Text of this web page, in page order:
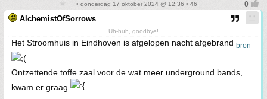
• donderdag 17 oktober 2024 @ 12:36 • 46
AlchemistOfSorrows
Uh-huh, goodbye!
Het Stroomhuis in Eindhoven is afgelopen nacht afgebrand bron
Ontzettende toffe zaal voor de wat meer underground bands,
kwam er graag